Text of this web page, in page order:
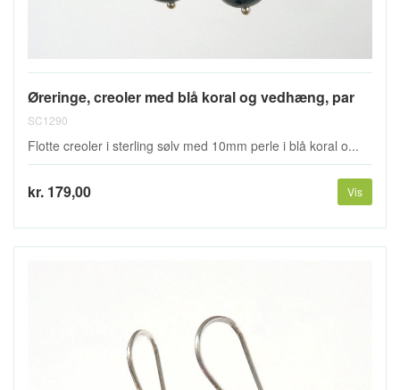
Øreringe, creoler med blå koral og vedhæng, par
SC1290
Flotte creoler i sterling sølv med 10mm perle i blå koral o...
kr. 179,00 Vis